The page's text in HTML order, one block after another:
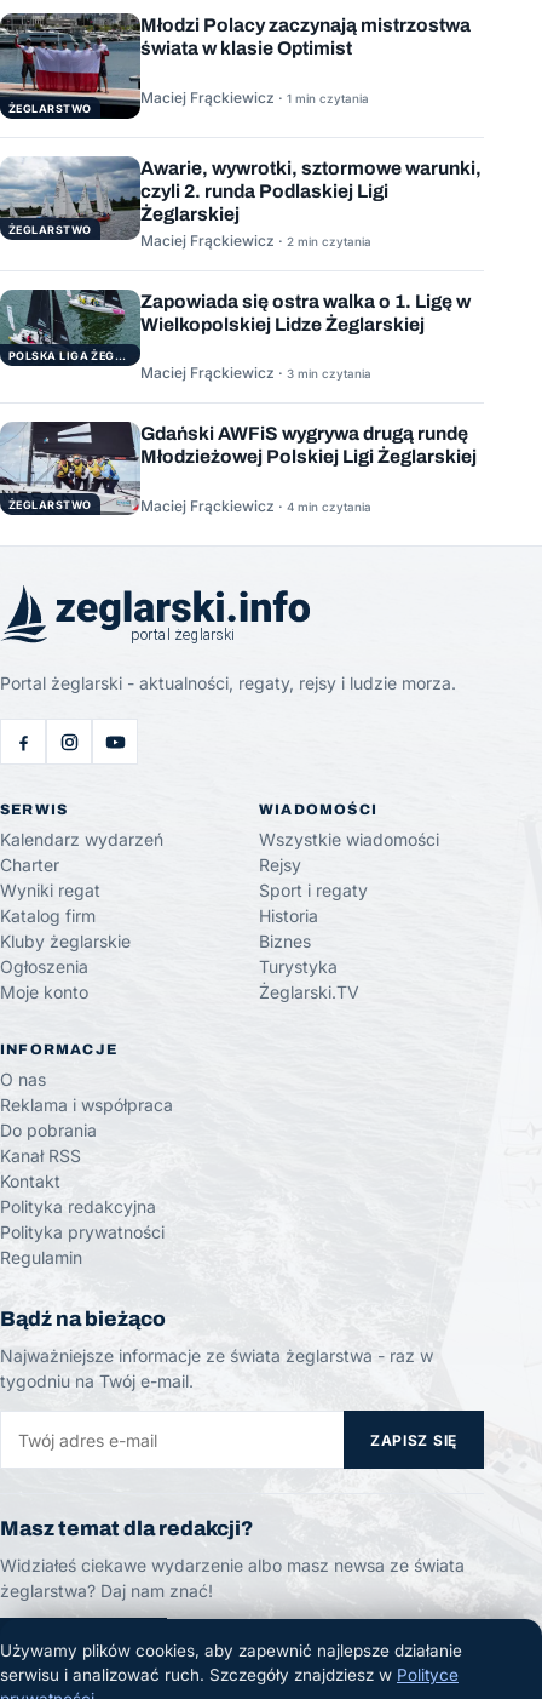
ŻEGLARSTWO
Młodzi Polacy zaczynają mistrzostwa
świata w klasie Optimist
Maciej Frąckiewicz · 1 min czytania
ŻEGLARSTWO
Awarie, wywrotki, sztormowe warunki,
czyli 2. runda Podlaskiej Ligi
Żeglarskiej
Maciej Frąckiewicz · 2 min czytania
POLSKA LIGA ŻEGLARSKA
Zapowiada się ostra walka o 1. Ligę w
Wielkopolskiej Lidze Żeglarskiej
Maciej Frąckiewicz · 3 min czytania
ŻEGLARSTWO
Gdański AWFiS wygrywa drugą rundę
Młodzieżowej Polskiej Ligi Żeglarskiej
Maciej Frąckiewicz · 4 min czytania
Portal żeglarski - aktualności, regaty, rejsy i ludzie morza.
SERWIS
Kalendarz wydarzeń
Charter
Wyniki regat
Katalog firm
Kluby żeglarskie
Ogłoszenia
Moje konto
WIADOMOŚCI
Wszystkie wiadomości
Rejsy
Sport i regaty
Historia
Biznes
Turystyka
Żeglarski.TV
INFORMACJE
O nas
Reklama i współpraca
Do pobrania
Kanał RSS
Kontakt
Polityka redakcyjna
Polityka prywatności
Regulamin
Bądź na bieżąco
Najważniejsze informacje ze świata żeglarstwa - raz w
tygodniu na Twój e-mail.
ZAPISZ SIĘ
Masz temat dla redakcji?
Widziałeś ciekawe wydarzenie albo masz newsa ze świata
żeglarstwa? Daj nam znać!
ZGŁOŚ TEMAT
Używamy plików cookies, aby zapewnić najlepsze działanie
serwisu i analizować ruch. Szczegóły znajdziesz w Polityce